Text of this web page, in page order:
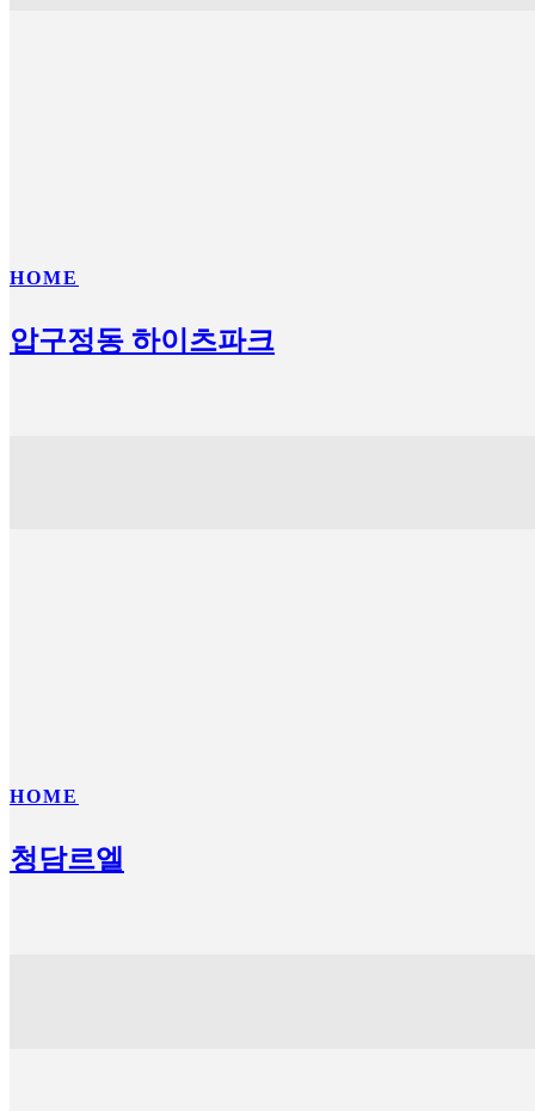
HOME
압구정동 하이츠파크
HOME
청담르엘